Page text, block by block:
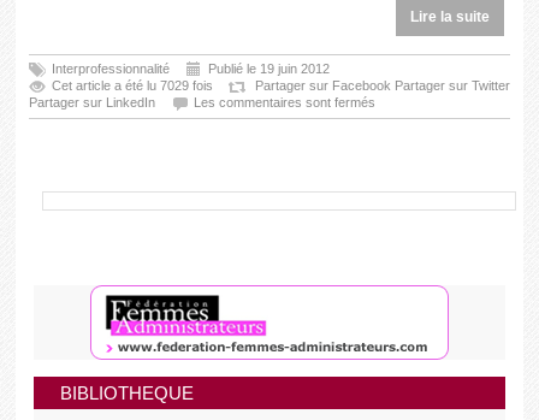
Lire la suite
Interprofessionnalité
Publié le 19 juin 2012
Cet article a été lu 7029 fois
Partager sur Facebook Partager sur Twitter
Partager sur LinkedIn
Les commentaires sont fermés
BIBLIOTHEQUE